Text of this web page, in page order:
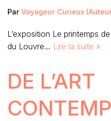
Par Voyageur Curieux
L’exposition Le printemps
du Louvre… Lire la suite »
DE L’ART